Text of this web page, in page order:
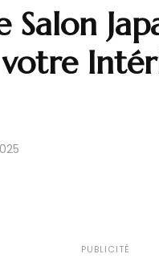
Salon
PUBLICITÉ